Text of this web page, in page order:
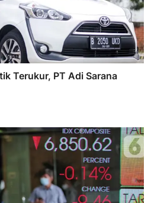
Terukur, PT Adi Sarana